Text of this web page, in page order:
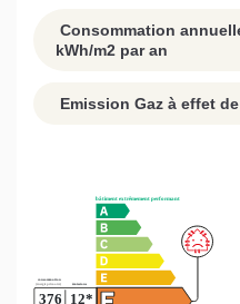
Consommation
kWh/m2 par an
Emission Gaz à effet